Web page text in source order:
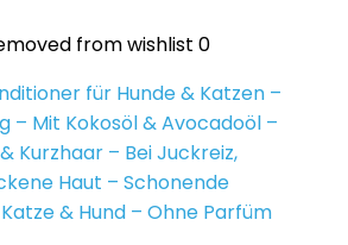
from wishlist 0